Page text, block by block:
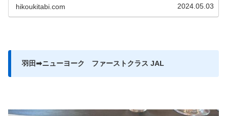
hikoukitabi.com 2024.05.03
羽田➡ニューヨーク ファーストクラス JAL